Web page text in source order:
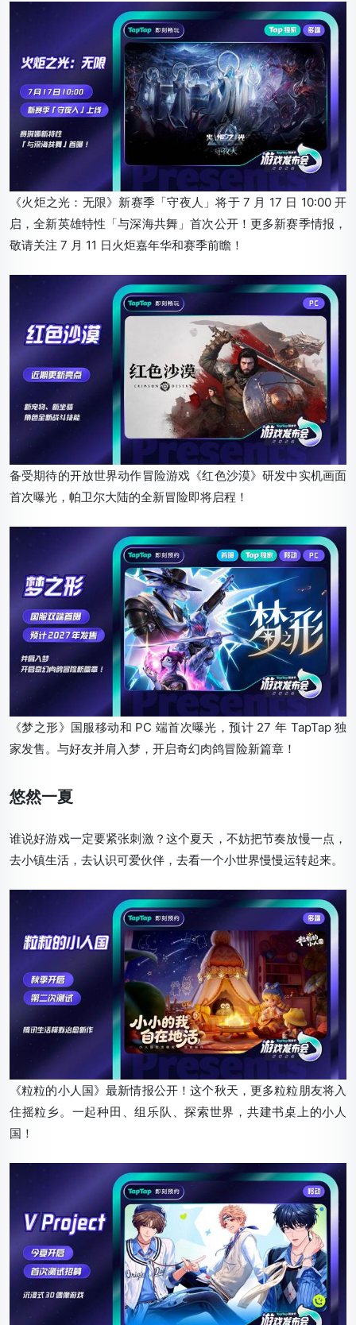
《火炬之光：无限》新赛季「守夜人」将于 7 月 17 日 10:00 开
启，全新英雄特性「与深海共舞」首次公开！更多新赛季情报，
敬请关注 7 月 11 日火炬嘉年华和赛季前瞻！
备受期待的开放世界动作冒险游戏《红色沙漠》研发中实机画面
首次曝光，帕卫尔大陆的全新冒险即将启程！
《梦之形》国服移动和 PC 端首次曝光，预计 27 年 TapTap 独
家发售。与好友并肩入梦，开启奇幻肉鸽冒险新篇章！
悠然一夏
谁说好游戏一定要紧张刺激？这个夏天，不妨把节奏放慢一点，
去小镇生活，去认识可爱伙伴，去看一个小世界慢慢运转起来。
《粒粒的小人国》最新情报公开！这个秋天，更多粒粒朋友将入
住摇粒乡。一起种田、组乐队、探索世界，共建书桌上的小人
国！